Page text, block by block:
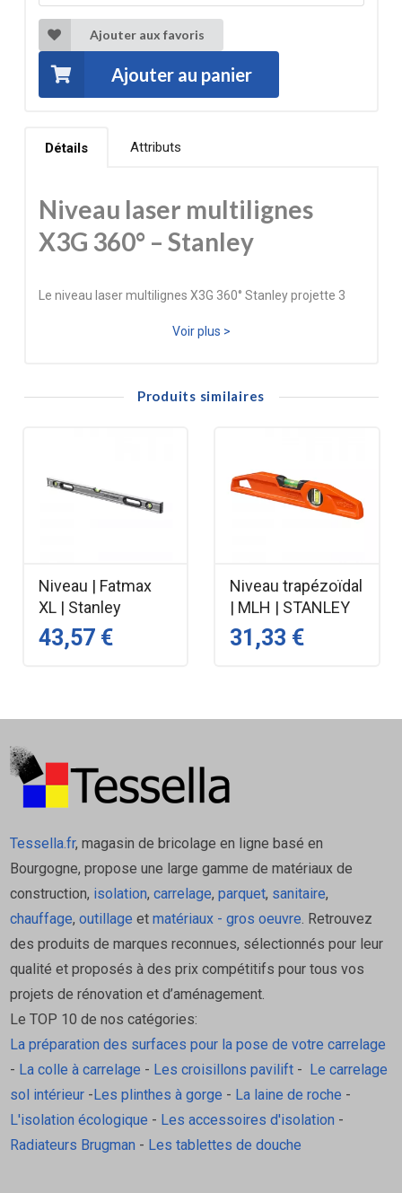
Ajouter aux favoris
Ajouter au panier
Détails Attributs
Niveau laser multilignes
X3G 360° – Stanley
Le niveau laser multilignes X3G 360° Stanley projette 3
fois supérieure à celle d’un laser rouge, idéale pour les
une précision de 3 mm à 10 m, répondant aux exigences
des professionnels du bâtiment, de la pose, du doublage
doublages. La construction est robuste, avec :
coques métal de protection,
directement sur secteur.
Caractéristiques techniques –
Niveau laser X3G 360°
Type — Niveau laser multilignes 360°
Modèle — X3G 360°
Projection — 3 lignes 360°
Portée — 35 m (50 m avec cellule)
Visibilité — Laser vert pulsé 515–530 nm
Précision — 3 mm @ 10 m
Autonomie — 24 h (batterie Li‑ion)
Alimentation — Batterie Li‑ion + secteur
Fixation — Double filetage métal 1/4’’ et 3/8’’
Protection — IP54, coques métal, soft‑grip
Usage — Travaux intérieurs, grands volumes
Voir plus >
Produits similaires
Niveau | Fatmax
XL | Stanley
43,57 €
Niveau trapézoïdal
| MLH | STANLEY
31,33 €
Tessella.fr, magasin de bricolage en ligne basé en
Bourgogne, propose une large gamme de matériaux de
construction, isolation, carrelage, parquet, sanitaire,
chauffage, outillage et matériaux - gros oeuvre. Retrouvez
des produits de marques reconnues, sélectionnés pour leur
qualité et proposés à des prix compétitifs pour tous vos
projets de rénovation et d’aménagement.
Le TOP 10 de nos catégories:
La préparation des surfaces pour la pose de votre carrelage
- La colle à carrelage - Les croisillons pavilift-
Le carrelage
sol intérieur- Les plinthes à gorge - La laine de roche -
L'isolation écologique - Les accessoires d'isolation -
Radiateurs Brugman - Les tablettes de douche